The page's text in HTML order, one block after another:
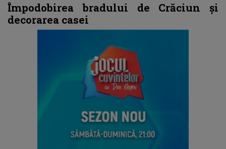
Împodobirea bradului de Crăciun și
decorarea casei